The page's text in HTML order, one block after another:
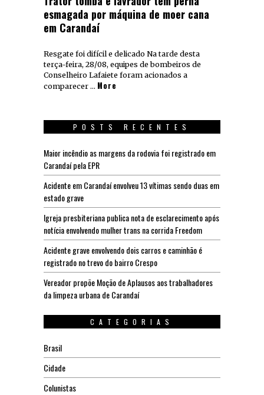
esmagada por máquina de moer cana
em Carandaí
Resgate foi difícil e delicado Na tarde desta
terça-feira, 28/08, equipes de bombeiros de
Conselheiro Lafaiete foram acionados a
comparecer … More
POSTS RECENTES
Maior incêndio as margens da rodovia foi registrado em
Carandaí pela EPR
Acidente em Carandaí envolveu 13 vítimas sendo duas em
estado grave
Igreja presbiteriana publica nota de esclarecimento após
notícia envolvendo mulher trans na corrida Freedom
Acidente grave envolvendo dois carros e caminhão é
registrado no trevo do bairro Crespo
Vereador propõe Moção de Aplausos aos trabalhadores
da limpeza urbana de Carandaí
CATEGORIAS
Brasil
Cidade
Colunistas